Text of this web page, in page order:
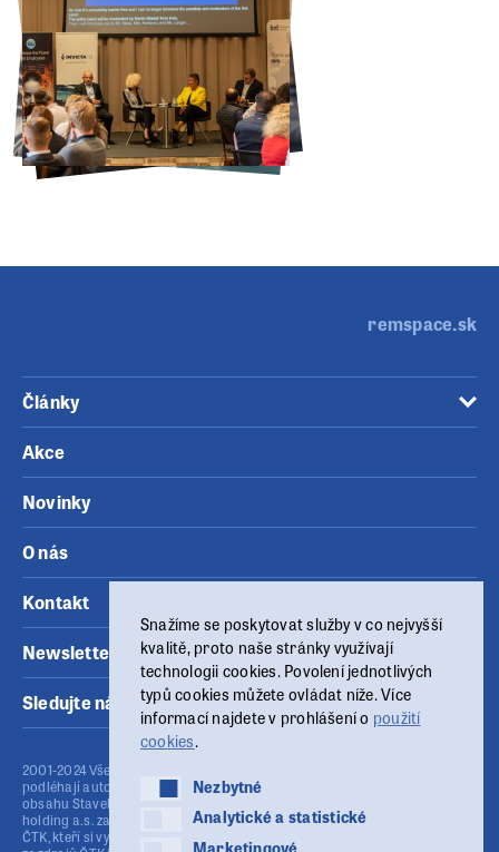
remspace.sk
Články
Akce
Novinky
O nás
Kontakt
Newsletter
Sledujte nás
2001-2024 Všechny materiály zveřejněné na těchto www stránkách
podléhají autorskému zákonu (č.121/2000 Sb.). Publikování nebo šíření
obsahu Stavebního fóra je bez písemného souhlasu provozovatele MSG
holding a.s. zakázáno. Stavební fórum využívá agenturní zpravodajství
ČTK, kteří si vyhrazují veškerá práva. Publikování nebo další šíření obsahu
Snažíme se poskytovat služby v co nejvyšší
kvalitě, proto naše stránky využívají
technologii cookies. Povolení jednotlivých
typů cookies můžete ovládat níže. Více
informací najdete v prohlášení o použití
cookies.
NezbytnéNezbytné
Analytické a statistické
Analytické a statistické
Marketingové